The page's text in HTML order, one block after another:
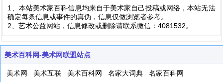
1、本站美术家百科信息均来自于美术家自己投稿或网络，本站无法
确定每条信息或事件的真伪，信息仅做浏览者参考。
2、艺术公益网站，信息修改或删除请联系微信：4081532。
美术百科网-美术网联盟站点
美术网 美术互联 美术百科网 名家大词典 名家百科网